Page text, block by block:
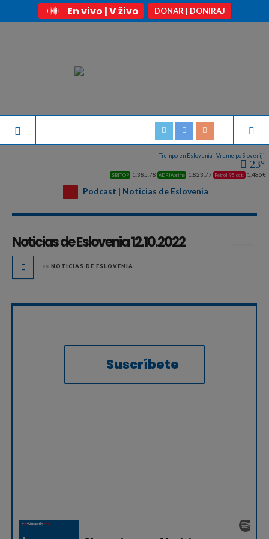
En vivo | V živo DONAR | DONIRAJ
Tiempo en Eslovenia | Vreme po Sloveniji
23°
SBITOP 1.385,78 ADRIAprime 1.823,77 Petrol 95 oct. 1,486€
Podcast | Noticias de Eslovenia
Noticias de Eslovenia 12.10.2022
en NOTICIAS DE ESLOVENIA
Suscríbete